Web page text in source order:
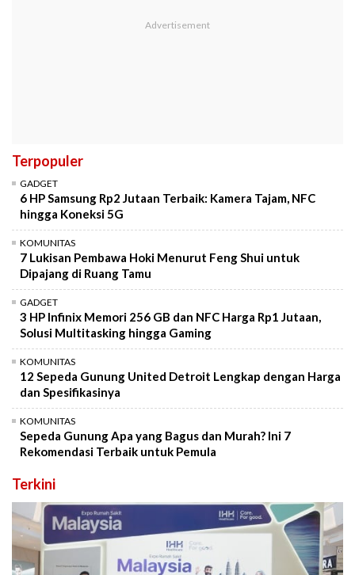
Terpopuler
GADGET
6 HP Samsung Rp2 Jutaan Terbaik: Kamera Tajam, NFC
hingga Koneksi 5G
KOMUNITAS
7 Lukisan Pembawa Hoki Menurut Feng Shui untuk
Dipajang di Ruang Tamu
GADGET
3 HP Infinix Memori 256 GB dan NFC Harga Rp1 Jutaan,
Solusi Multitasking hingga Gaming
KOMUNITAS
12 Sepeda Gunung United Detroit Lengkap dengan Harga
dan Spesifikasinya
KOMUNITAS
Sepeda Gunung Apa yang Bagus dan Murah? Ini 7
Rekomendasi Terbaik untuk Pemula
Terkini